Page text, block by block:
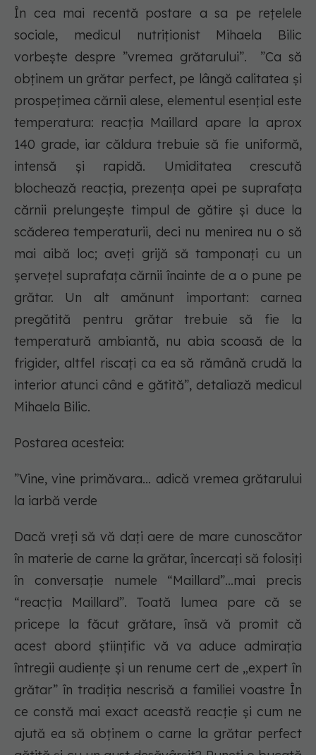
În cea mai recentă postare a sa pe rețelele
sociale, medicul nutriționist Mihaela Bilic
vorbește despre ”vremea grătarului”. ”Ca să
obținem un grătar perfect, pe lângă calitatea și
prospețimea cărnii alese, elementul esențial este
temperatura: reacția Maillard apare la aprox
140 grade, iar căldura trebuie să fie uniformă,
intensă și rapidă. Umiditatea crescută
blochează reacția, prezența apei pe suprafața
cărnii prelungește timpul de gătire și duce la
scăderea temperaturii, deci nu menirea nu o să
mai aibă loc; aveți grijă să tamponați cu un
șervețel suprafața cărnii înainte de a o pune pe
grătar. Un alt amănunt important: carnea
pregătită pentru grătar trebuie să fie la
temperatură ambiantă, nu abia scoasă de la
frigider, altfel riscați ca ea să rămână crudă la
interior atunci când e gătită”, detaliază medicul
Mihaela Bilic.
Postarea acesteia:
”Vine, vine primăvara... adică vremea grătarului
la iarbă verde
Dacă vreți să vă dați aere de mare cunoscător
în materie de carne la grătar, încercați să folosiți
în conversație numele “Maillard”...mai precis
“reacția Maillard”. Toată lumea pare că se
pricepe la făcut grătare, însă vă promit că
acest abord științific vă va aduce admirația
întregii audiențe și un renume cert de „expert în
grătar” în tradiția nescrisă a familiei voastre În
ce constă mai exact această reacție și cum ne
ajută ea să obținem o carne la grătar perfect